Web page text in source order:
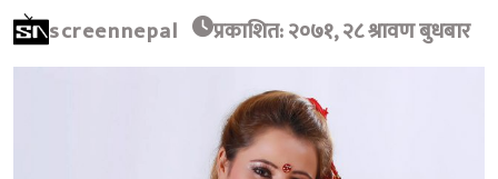
screennepal प्रकाशित: २०७१, २८ श्रावण बुधबार